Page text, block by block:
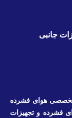
جانبی
تخصصی هوای فشرده
فشرده و تجهیزات